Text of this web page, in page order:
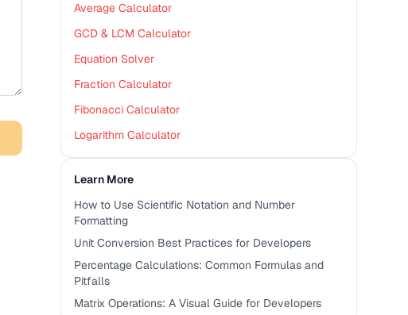
Average Calculator
GCD & LCM Calculator
Equation Solver
Fraction Calculator
Fibonacci Calculator
Logarithm Calculator
Learn More
How to Use Scientific Notation and Number
Formatting
Unit Conversion Best Practices for Developers
Percentage Calculations: Common Formulas and
Pitfalls
Matrix Operations: A Visual Guide for Developers